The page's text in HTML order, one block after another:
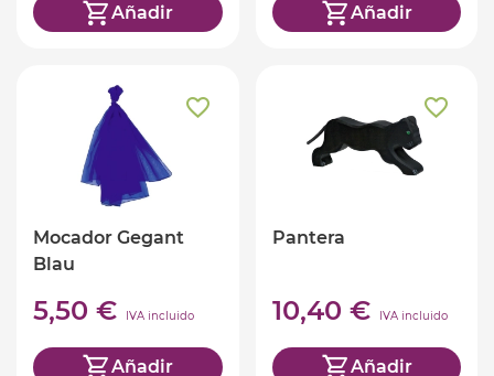
Añadir Añadir
Mocador Gegant
Blau
5,50 € IVA incluido
Añadir
Pantera
10,40 € IVA incluido
Añadir